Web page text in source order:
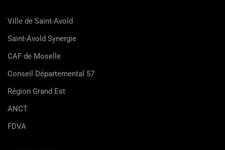
Ville de Saint-Avold
Saint-Avold Synergie
CAF de Moselle
Conseil Départemental 57
Région Grand Est
ANCT
FDVA